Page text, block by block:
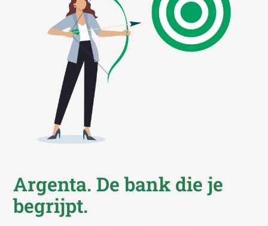
Argenta. De bank die je
begrijpt.